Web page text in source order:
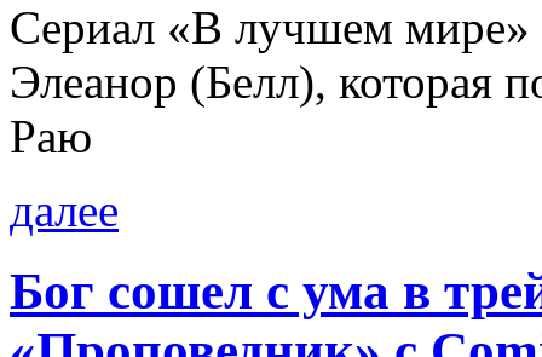
Сериал «В лучшем мире»
Элеанор (Белл), которая
Раю
далее
Бог сошел с ума в